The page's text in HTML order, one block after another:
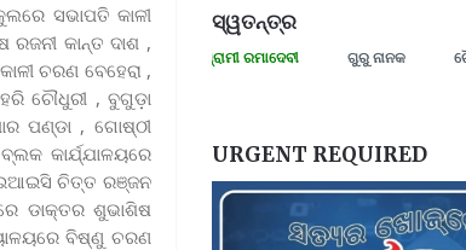
ସଭାପତି କାଳୀ
କାନ୍ତ ଦାଶ ,
ଚରଣ ବେହେରା ,
ଚୌଧୁରୀ , ବୁଗୁଡ଼ା
ପଣ୍ଡା , ଗୋଷ୍ଠୀ
କାର୍ଯ୍ଯାଳୟରେ
ଚିତ୍ତ ରଞ୍ଜନ
ଡାକ୍ତର ଶୁଭାଶିଷ
ବିଷ୍ଣୁ ଚରଣ
ସ୍ୱତନ୍ତ୍ର
ମନେ ପଡନ୍ତି: ସ୍ୱାଧୀନତା ସଂଗ୍ରାମୀ ରମାଦେବୀ ଗୁରୁ ନାନକ ଚୈତନ୍ୟ
URGENT REQUIRED